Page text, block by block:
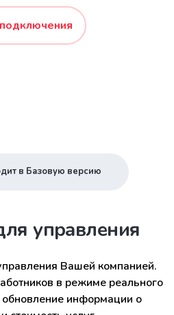
в Базовую версию
управления
Вашей компанией.
в режиме реального
информации о